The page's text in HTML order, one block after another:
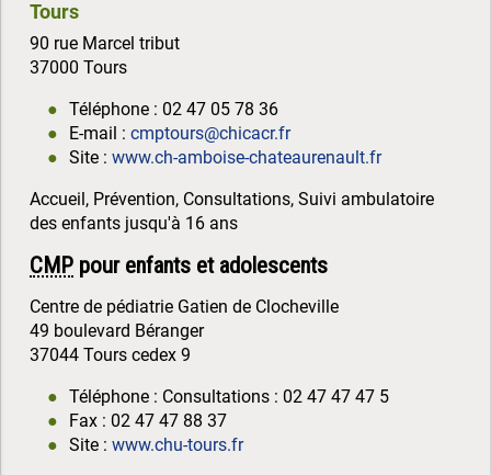
Tours
90 rue Marcel tribut
37000 Tours
Téléphone : 02 47 05 78 36
E-mail : cmptours@chicacr.fr
Site : www.ch-amboise-chateaurenault.fr
Accueil, Prévention, Consultations, Suivi ambulatoire
des enfants jusqu'à 16 ans
CMP pour enfants et adolescents
Centre de pédiatrie Gatien de Clocheville
49 boulevard Béranger
37044 Tours cedex 9
Téléphone : Consultations : 02 47 47 47 5
Fax : 02 47 47 88 37
Site : www.chu-tours.fr